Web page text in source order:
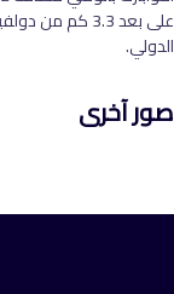
الدولي.
صور آخرى